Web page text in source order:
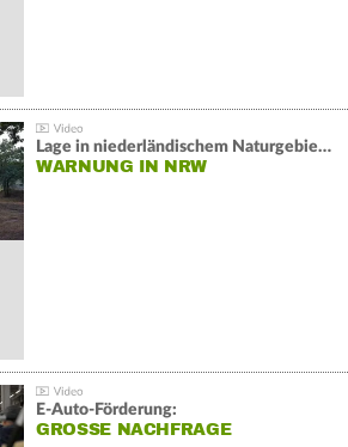
Lage in niederländischem Naturgebiet stabil
WARNUNG IN NRW
E-Auto-Förderung:
GROSSE NACHFRAGE